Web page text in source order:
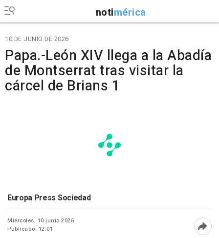
notimérica
10 DE JUNIO DE 2026
Papa.-León XIV llega a la Abadía
de Montserrat tras visitar la
cárcel de Brians 1
Europa Press Sociedad
Miércoles, 10 junio 2026
Publicado: 12:01